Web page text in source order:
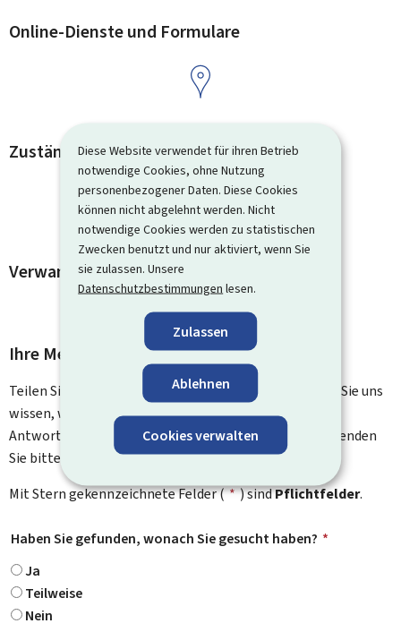
Diese Website verwendet für ihren Betrieb
notwendige Cookies, ohne Nutzung
personenbezogener Daten. Diese Cookies
können nicht abgelehnt werden. Nicht
notwendige Cookies werden zu statistischen
Zwecken benutzt und nur aktiviert, wenn Sie
sie zulassen. Unsere
Datenschutzbestimmungen lesen.
Zulassen
Ablehnen
Cookies verwalten
Online-Dienste und Formulare
Zuständige Kontaktstellen
Verwandte Vorgänge und Links
Ihre Meinung interessiert uns
Teilen Sie uns Ihre Meinung zu dieser Seite mit. Lassen Sie uns
wissen, was wir verbessern können. Sie erhalten keine
Antwort auf Ihr Feedback. Für spezifische Fragen verwenden
Sie bitte das Kontaktformular.
Mit Stern gekennzeichnete Felder ( * ) sindPflichtfelder.
Haben Sie gefunden, wonach Sie gesucht haben? *
Ja
Teilweise
Nein